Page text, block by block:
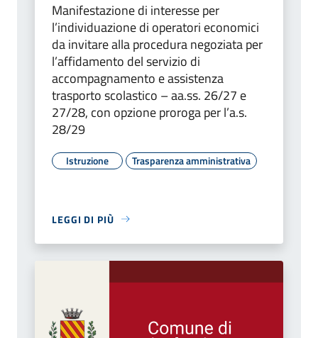
Manifestazione di interesse per
l’individuazione di operatori economici
da invitare alla procedura negoziata per
l’affidamento del servizio di
accompagnamento e assistenza
trasporto scolastico – aa.ss. 26/27 e
27/28, con opzione proroga per l’a.s.
28/29
Istruzione Trasparenza amministrativa
LEGGI DI PIÙ